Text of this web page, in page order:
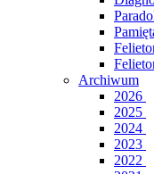
Archiwum
2026
2025
2024
2023
2022